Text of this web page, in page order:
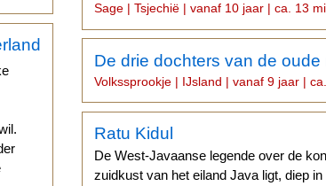
Sage | Tsjechië | vanaf 10 jaar | ca. 13
De drie dochters van de oude
Volkssprookje | IJsland | vanaf 9 jaar | ca.
Ratu Kidul
De West-Javaanse legende over de
zuidkust van het eiland Java ligt, diep